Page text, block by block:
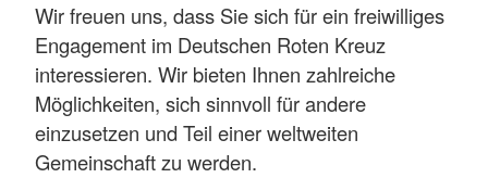
Wir freuen uns, dass Sie sich für ein freiwilliges
Engagement im Deutschen Roten Kreuz
interessieren. Wir bieten Ihnen zahlreiche
Möglichkeiten, sich sinnvoll für andere
einzusetzen und Teil einer weltweiten
Gemeinschaft zu werden.